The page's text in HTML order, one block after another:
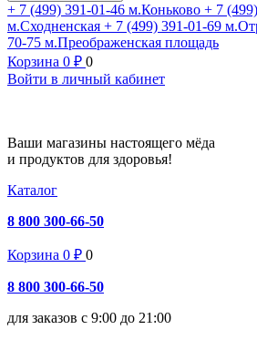
+ 7 (499) 391-01-46 м.Коньково + 7
м.Сходненская + 7 (499) 391-01-69
70-75 м.Преображенская площадь
Корзина 0 ₽ 0
Войти в личный кабинет
Ваши магазины настоящего мёда
и продуктов для здоровья!
Каталог
8 800 300-66-50
Корзина 0 ₽ 0
8 800 300-66-50
для заказов с 9:00 до 21:00